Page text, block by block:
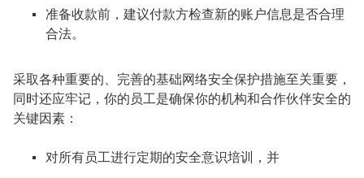
准备收款前，建议付款方检查新的账户信息是否合理
合法。
采取各种重要的、完善的基础网络安全保护措施至关重要，
同时还应牢记，你的员工是确保你的机构和合作伙伴安全的
关键因素：
对所有员工进行定期的安全意识培训，并